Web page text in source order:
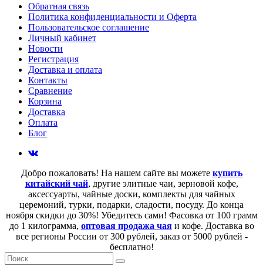
Обратная связь
Политика конфиденциальности и Оферта
Пользовательское соглашение
Личный кабинет
Новости
Регистрация
Доставка и оплата
Контакты
Сравнение
Корзина
Доставка
Оплата
Блог
Добро пожаловать! На нашем сайте вы можете купить
китайский чай, другие элитные чаи, зерновой кофе,
аксессуарты, чайные доски, комплекты для чайных
церемоний, турки, подарки, сладости, посуду. До конца
ноября скидки до 30%! Убедитесь сами! Фасовка от 100 грамм
до 1 килограмма, оптовая продажа чаяи кофе. Доставка во
все регионы России от 300 рублей, заказ от 5000 рублей -
бесплатно!